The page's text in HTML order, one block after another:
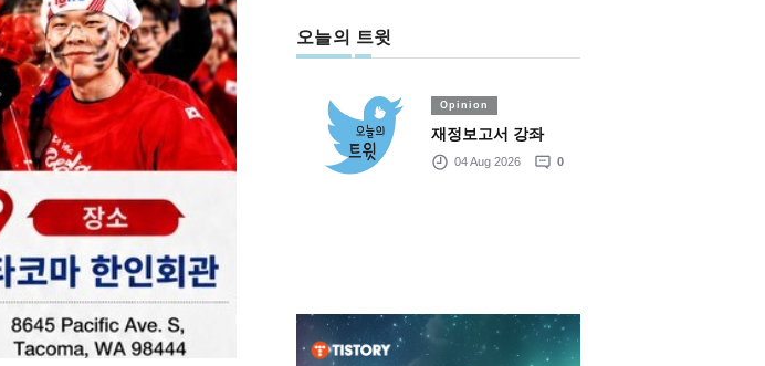
오늘의 트윗
Opinion
재정보고서 강좌
04 Aug 2026 0